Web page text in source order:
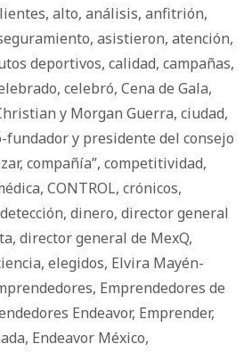
, alto, análisis, anfitrión,
, asistieron, atención,
deportivos, calidad, campañas,
, celebró, Cena de Gala,
y Morgan Guerra, ciudad,
fundador y presidente del consejo
, compañía”, competitividad,
, CONTROL, crónicos,
detección, dinero, director general
, director general de MexQ,
, elegidos, Elvira Mayén-
, Emprendedores de
Endeavor, Emprender,
, Endeavor México,